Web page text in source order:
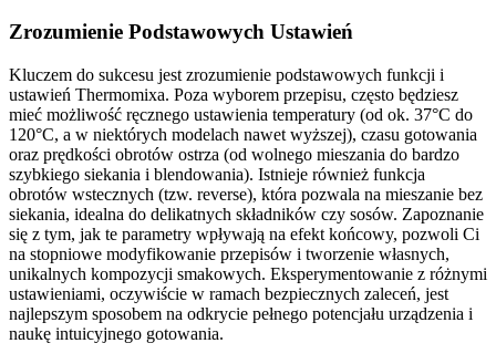
Zrozumienie Podstawowych Ustawień
Kluczem do sukcesu jest zrozumienie podstawowych funkcji i
ustawień Thermomixa. Poza wyborem przepisu, często będziesz
mieć możliwość ręcznego ustawienia temperatury (od ok. 37°C do
120°C, a w niektórych modelach nawet wyższej), czasu gotowania
oraz prędkości obrotów ostrza (od wolnego mieszania do bardzo
szybkiego siekania i blendowania). Istnieje również funkcja
obrotów wstecznych (tzw. reverse), która pozwala na mieszanie bez
siekania, idealna do delikatnych składników czy sosów. Zapoznanie
się z tym, jak te parametry wpływają na efekt końcowy, pozwoli Ci
na stopniowe modyfikowanie przepisów i tworzenie własnych,
unikalnych kompozycji smakowych. Eksperymentowanie z różnymi
ustawieniami, oczywiście w ramach bezpiecznych zaleceń, jest
najlepszym sposobem na odkrycie pełnego potencjału urządzenia i
naukę intuicyjnego gotowania.